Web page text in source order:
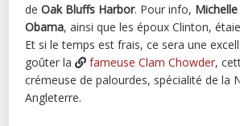
deOak Bluffs Harbor. Pour info, Michelle
Obama, ainsi que les époux Clinton,
Et si le temps est frais, ce sera une
goûter la
fameuse Clam Chowder,
crémeuse de palourdes, spécialité de la
Angleterre.